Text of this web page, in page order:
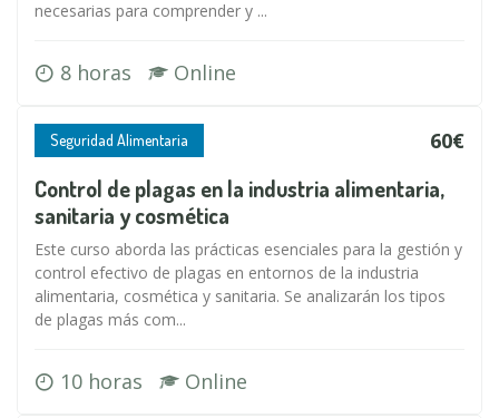
necesarias para comprender y ...
8 horas Online
Seguridad Alimentaria 60€
Control de plagas en la industria alimentaria,
sanitaria y cosmética
Este curso aborda las prácticas esenciales para la gestión y
control efectivo de plagas en entornos de la industria
alimentaria, cosmética y sanitaria. Se analizarán los tipos
de plagas más com...
10 horas Online